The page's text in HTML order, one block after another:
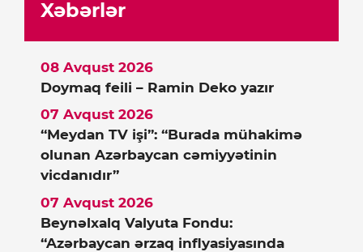
Xəbərlər
Doymaq feili – Ramin Deko yazır
08 Avqust 2026
“Meydan TV işi”: “Burada mühakimə
olunan Azərbaycan cəmiyyətinin
vicdanıdır”
07 Avqust 2026
Beynəlxalq Valyuta Fondu:
“Azərbaycan ərzaq inflyasiyasında
07 Avqust 2026